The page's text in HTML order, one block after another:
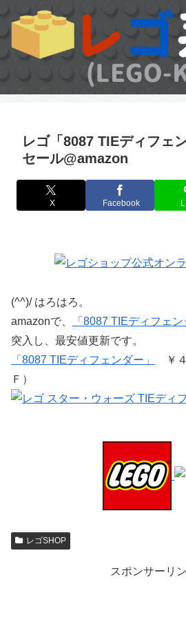
レゴ「8087 TIEディフェ
セール@amazon
X Facebook
(^^)/ はろはろ。
amazonで、
「8087 TIEディフェン
突入し、最安値更新です。
「8087 TIEディフェンダー」
￥４
Ｆ）
レゴSHOP
スポンサーリ